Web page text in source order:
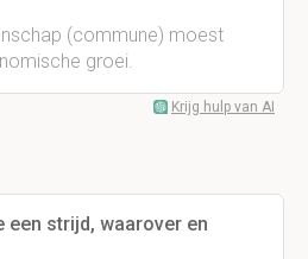
(commune) moest
groei.
Krijg hulp van AI
een strijd, waarover en